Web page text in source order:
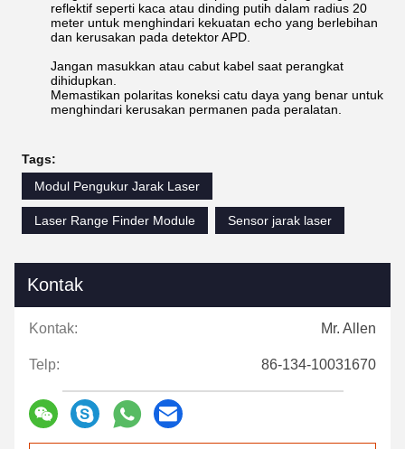
reflektif seperti kaca atau dinding putih dalam radius 20
meter untuk menghindari kekuatan echo yang berlebihan
dan kerusakan pada detektor APD.
Jangan masukkan atau cabut kabel saat perangkat
dihidupkan.
Memastikan polaritas koneksi catu daya yang benar untuk
menghindari kerusakan permanen pada peralatan.
Tags:
Modul Pengukur Jarak Laser
Laser Range Finder Module Sensor jarak laser
Kontak
Kontak: Mr. Allen
Telp: 86-134-10031670